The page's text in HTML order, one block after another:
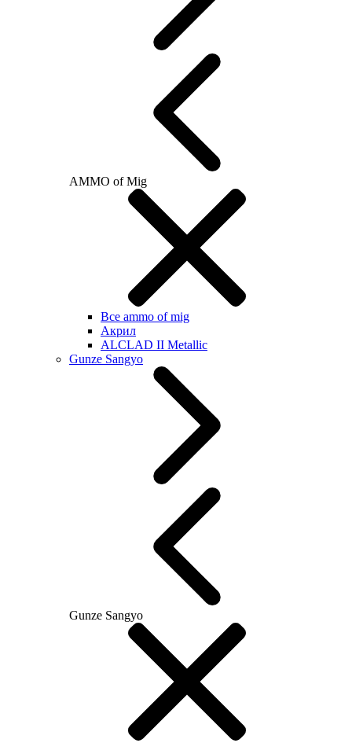
AMMO of Mig
Все ammo of mig
Акрил
ALCLAD II Metallic
Gunze Sangyo
Gunze Sangyo